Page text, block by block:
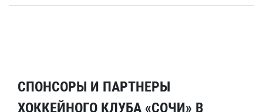
СПОНСОРЫ И ПАРТНЕРЫ
ХОККЕЙНОГО КЛУБА «СОЧИ» В